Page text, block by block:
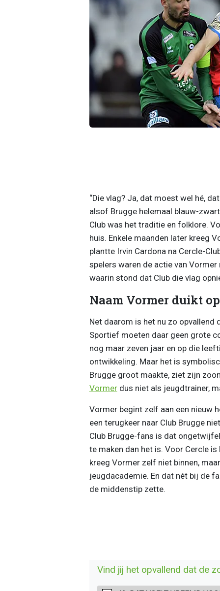
“Die vlag? Ja, dat moest wel hé,
alsof Brugge helemaal blauw-
Club was het traditie en folklore.
huis. Enkele maanden later kreeg
plantte Irvin Cardona na Cercle-
spelers waren de actie van
waarin stond dat Club die vlag
Naam Vormer duikt
Net daarom is het nu zo opvallend
Sportief moeten daar geen grote
nog maar zeven jaar en op die
ontwikkeling. Maar het is
Brugge groot maakte, ziet zijn
Vormerdus niet als jeugdtrainer,
Vormer begint zelf aan een nieuw
een terugkeer naar Club Brugge
Club Brugge-fans is dat
te maken dan het is. Voor Cercle
kreeg Vormer zelf niet binnen,
jeugdacademie. En dat nét bij de
de middenstip zette.
Vind jij het opvallend dat de